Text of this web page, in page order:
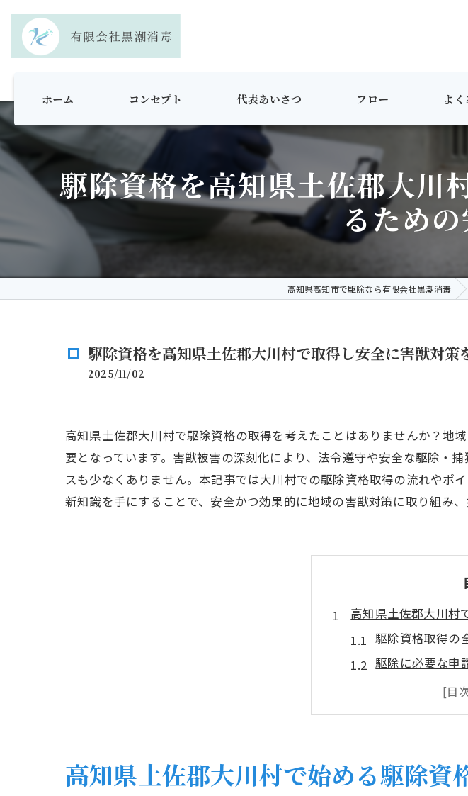
ホーム コンセプト 代表あいさつ フロー よ
駆除資格を高知県土佐郡大川
るため
高知県高知市で駆除なら有限会社黒潮消毒
駆除資格を高知県土佐郡大川村で取得し安全に害獣対策
2025/11/02
高知県土佐郡大川村で駆除資格の取得を考えたことはありませんか？地
要となっています。害獣被害の深刻化により、法令遵守や安全な駆除・
スも少なくありません。本記事では大川村での駆除資格取得の流れやポ
新知識を手にすることで、安全かつ効果的に地域の害獣対策に取り組み
高知県土佐郡大川村
駆除資格取得の
駆除に必要な申
講習会や試験日
駆除資格取得時
駆除に必要な知識
駆除資格取得に
高知県土佐郡大川村で始める駆除資